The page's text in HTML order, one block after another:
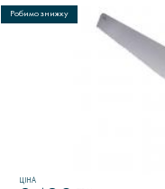
ЦІНА
Робимо знижку